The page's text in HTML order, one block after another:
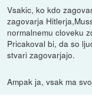
Vsakic, ko kdo
zagovarja
normalnemu cloveku
Pricakoval bi, da so
stvari zagovarjajo.
Ampak ja, vsak ma